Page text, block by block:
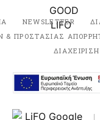
NEWSLETTER
& ΠΡΟΣΤΑΣΙΑΣ
ΔΙΑΧΕΙΡΙΣΗ